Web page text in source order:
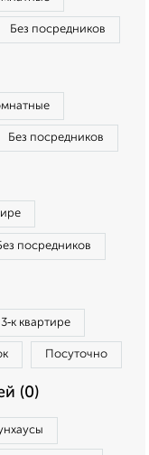
Без посредников
Без посредников
посредников
3‑к квартире
Посуточно
(0)